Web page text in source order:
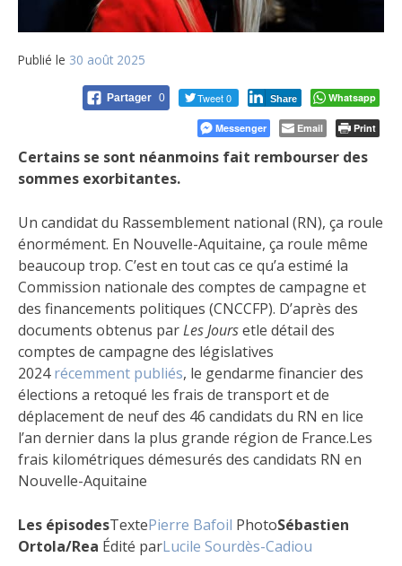
Publié le 30 août 2025
Partager 0 Tweet 0 Share Whatsapp
Messenger Email Print
Certains se sont néanmoins fait rembourser des
sommes exorbitantes.
Un candidat du Rassemblement national (RN), ça roule
énormément. En Nouvelle-Aquitaine, ça roule même
beaucoup trop. C’est en tout cas ce qu’a estimé la
Commission nationale des comptes de campagne et
des financements politiques (CNCCFP). D’après des
documents obtenus parLes Joursetle détail des
comptes de campagne des législatives
2024récemment publiés, le gendarme financier des
élections a retoqué les frais de transport et de
déplacement de neuf des 46 candidats du RN en lice
l’an dernier dans la plus grande région de France.Les
frais kilométriques démesurés des candidats RN en
Nouvelle-Aquitaine
Les épisodesTextePierre Bafoil PhotoSébastien
Ortola/Rea Édité parLucile Sourdès-Cadiou